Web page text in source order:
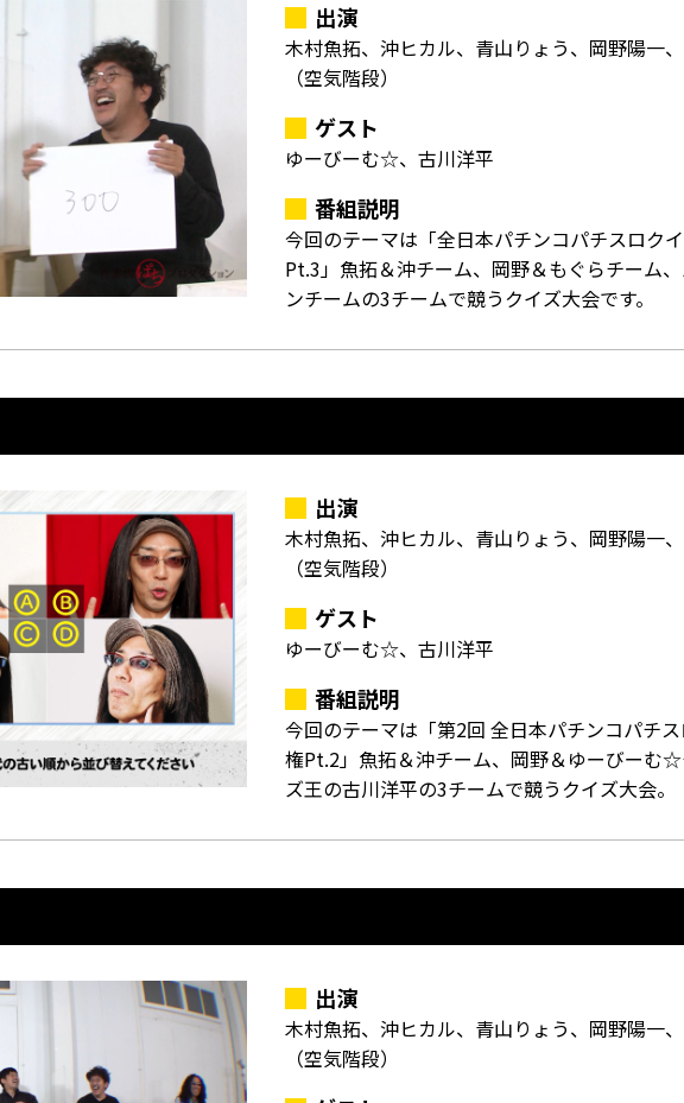
出演
木村魚拓、沖ヒカル、青山りょう、岡野陽一
（空気階段）
ゲスト
ゆーびーむ☆、古川洋平
番組説明
今回のテーマは「全日本パチンコパチスロク
Pt.3」魚拓＆沖チーム、岡野＆もぐらチーム
ンチームの3チームで競うクイズ大会です。
出演
木村魚拓、沖ヒカル、青山りょう、岡野陽一
（空気階段）
ゲスト
ゆーびーむ☆、古川洋平
番組説明
今回のテーマは「第2回 全日本パチンコパチ
権Pt.2」魚拓＆沖チーム、岡野＆ゆーびーむ
ズ王の古川洋平の3チームで競うクイズ大会。
出演
木村魚拓、沖ヒカル、青山りょう、岡野陽一
（空気階段）